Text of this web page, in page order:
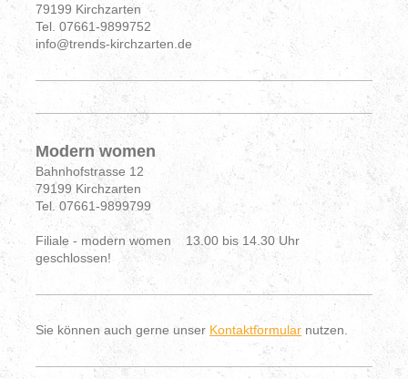
79199 Kirchzarten
Tel. 07661-9899752
info@trends-kirchzarten.de
Modern women
Bahnhofstrasse 12
79199 Kirchzarten
Tel. 07661-9899799
Filiale - modern women 13.00 bis 14.30 Uhr
geschlossen!
Sie können auch gerne unser Kontaktformular nutzen.